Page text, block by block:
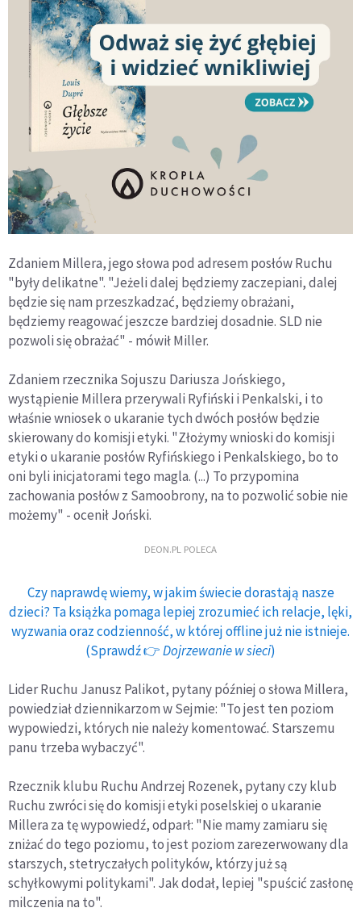
Zdaniem Millera, jego słowa pod adresem posłów Ruchu
"były delikatne". "Jeżeli dalej będziemy zaczepiani, dalej
będzie się nam przeszkadzać, będziemy obrażani,
będziemy reagować jeszcze bardziej dosadnie. SLD nie
pozwoli się obrażać" - mówił Miller.
Zdaniem rzecznika Sojuszu Dariusza Jońskiego,
wystąpienie Millera przerywali Ryfiński i Penkalski, i to
właśnie wniosek o ukaranie tych dwóch posłów będzie
skierowany do komisji etyki. "Złożymy wnioski do komisji
etyki o ukaranie posłów Ryfińskiego i Penkalskiego, bo to
oni byli inicjatorami tego magla. (...) To przypomina
zachowania posłów z Samoobrony, na to pozwolić sobie nie
możemy" - ocenił Joński.
DEON.PL POLECA
Czy naprawdę wiemy, w jakim świecie dorastają nasze
dzieci? Ta książka pomaga lepiej zrozumieć ich relacje, lęki,
wyzwania oraz codzienność, w której offline już nie istnieje.
(Sprawdź 👉Dojrzewanie w sieci)
Lider Ruchu Janusz Palikot, pytany później o słowa Millera,
powiedział dziennikarzom w Sejmie: "To jest ten poziom
wypowiedzi, których nie należy komentować. Starszemu
panu trzeba wybaczyć".
Rzecznik klubu Ruchu Andrzej Rozenek, pytany czy klub
Ruchu zwróci się do komisji etyki poselskiej o ukaranie
Millera za tę wypowiedź, odparł: "Nie mamy zamiaru się
zniżać do tego poziomu, to jest poziom zarezerwowany dla
starszych, stetryczałych polityków, którzy już są
schyłkowymi politykami". Jak dodał, lepiej "spuścić zasłonę
milczenia na to".